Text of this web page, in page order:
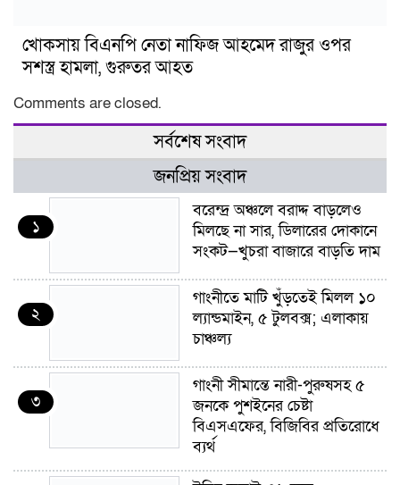
খোকসায় বিএনপি নেতা নাফিজ আহমেদ রাজুর ওপর
সশস্ত্র হামলা, গুরুতর আহত
Comments are closed.
সর্বশেষ সংবাদ
জনপ্রিয় সংবাদ
১
বরেন্দ্র অঞ্চলে বরাদ্দ বাড়লেও
মিলছে না সার, ডিলারের দোকানে
সংকট—খুচরা বাজারে বাড়তি দাম
২
গাংনীতে মাটি খুঁড়তেই মিলল ১০
ল্যান্ডমাইন, ৫ টুলবক্স; এলাকায়
চাঞ্চল্য
৩
গাংনী সীমান্তে নারী-পুরুষসহ ৫
জনকে পুশইনের চেষ্টা
বিএসএফের, বিজিবির প্রতিরোধে
ব্যর্থ